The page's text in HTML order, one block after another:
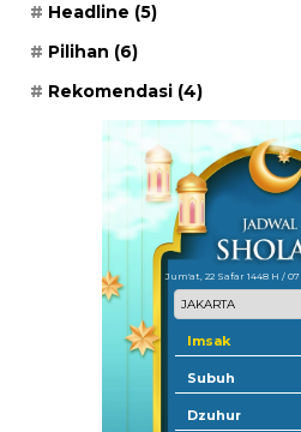
Headline (5)
Pilihan (6)
Rekomendasi (4)
Jum'at, 22 Safar 1448 H /
Imsak
Subuh
Dzuhur